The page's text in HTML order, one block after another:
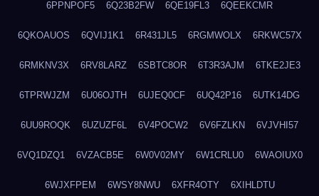
6PPNPOF5 6Q23B2FW 6QE19FL3 6QEEKCMR
6QKOAUOS 6QVIJ1K1 6R431JL5 6RGMWOLX 6RKWC57X
6RMKNV3X 6RV8LARZ 6SBTC8OR 6T3R3AJM 6TKE2JE3
6TPRWJZM 6U06OJTH 6UJEQ0CF 6UQ42P16 6UTK14DG
6UU9ROQK 6UZUZF6L 6V4POCW2 6V6FZLKN 6VJVHI57
6VQ1DZQ1 6VZACB5E 6W0V02MY 6W1CRLU0 6WAOIUX0
6WJXFPEM 6WSY8NWU 6XFR4OTY 6XIHLDTU